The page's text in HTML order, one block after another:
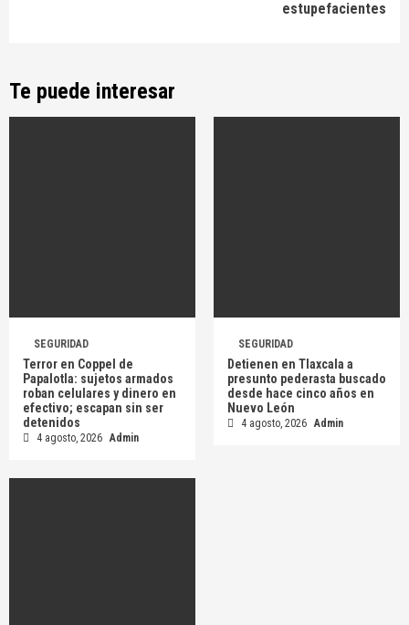
estupefacientes
Te puede interesar
SEGURIDAD
Terror en Coppel de
Papalotla: sujetos armados
roban celulares y dinero en
efectivo; escapan sin ser
detenidos
4 agosto, 2026 Admin
SEGURIDAD
Detienen en Tlaxcala a
presunto pederasta buscado
desde hace cinco años en
Nuevo León
4 agosto, 2026 Admin